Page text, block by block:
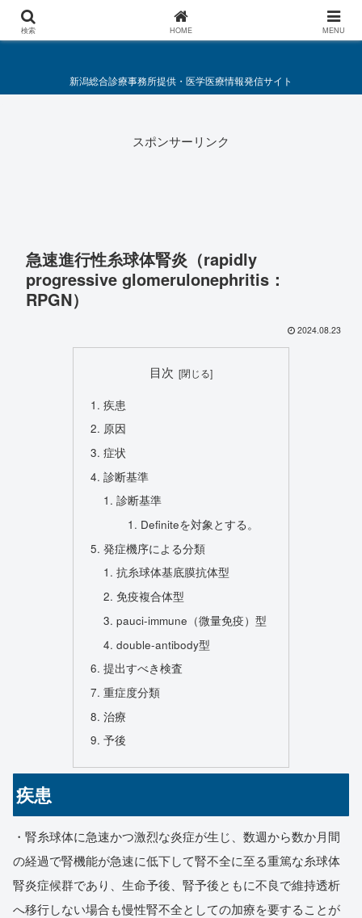
総合診療・救急医療施策要綱
新潟総合診療事務所提供・医学医療情報発信サイト
スポンサーリンク
急速進行性糸球体腎炎（rapidly
progressive glomerulonephritis：
RPGN）
2024.08.23
目次
疾患
原因
症状
診断基準
診断基準
Definiteを対象とする。
発症機序による分類
抗糸球体基底膜抗体型
免疫複合体型
pauci-immune（微量免疫）型
double-antibody型
提出すべき検査
重症度分類
治療
予後
疾患
・腎糸球体に急速かつ激烈な炎症が生じ、数週から数か月間
の経過で腎機能が急速に低下して腎不全に至る重篤な糸球体
腎炎症候群であり、生命予後、腎予後ともに不良で維持透析
へ移行しない場合も慢性腎不全としての加療を要することが
検索 HOME MENU